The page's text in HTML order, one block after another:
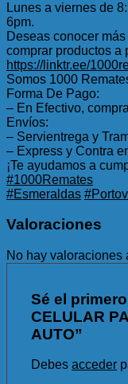
Lunes a viernes de
6pm.
Deseas conocer
comprar productos a
https://linktr.ee/
Somos 1000
Forma De Pago:
– En Efectivo,
Envíos:
– Servientrega y
– Express y Contra
¡Te ayudamos a
#1000Remates
#Esmeraldas
Valoraciones
No hay valoraciones
Sé el
CELULAR
AUTO”
Debes acceder